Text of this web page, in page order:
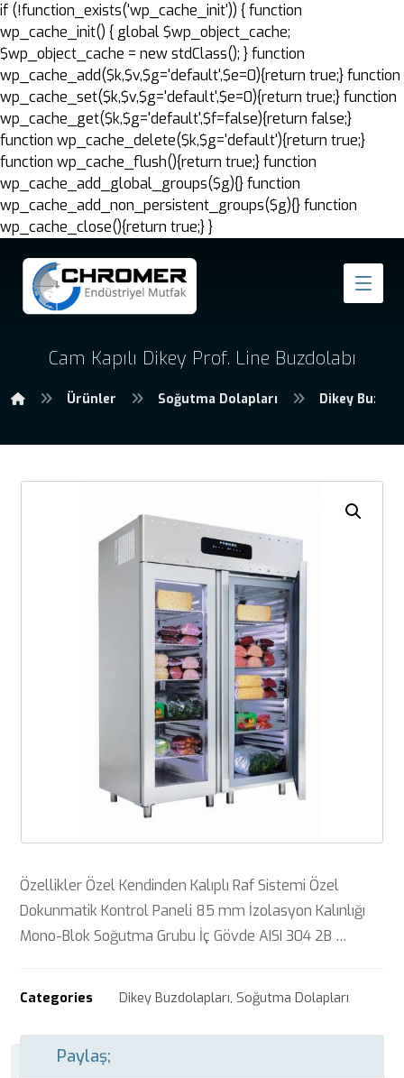
if (!function_exists('wp_cache_init')) { function
wp_cache_init() { global $wp_object_cache;
$wp_object_cache = new stdClass(); } function
wp_cache_add($k,$v,$g='default',$e=0){return true;} function
wp_cache_set($k,$v,$g='default',$e=0){return true;} function
wp_cache_get($k,$g='default',$f=false){return false;}
function wp_cache_delete($k,$g='default'){return true;}
function wp_cache_flush(){return true;} function
wp_cache_add_global_groups($g){} function
wp_cache_add_non_persistent_groups($g){} function
wp_cache_close(){return true;} }
Cam Kapılı Dikey Prof. Line Buzdolabı
Ürünler Soğutma Dolapları Dikey
Özellikler Özel Kendinden Kalıplı Raf Sistemi Özel
Dokunmatik Kontrol Paneli 85 mm İzolasyon Kalınlığı
Mono-Blok Soğutma Grubu İç Gövde AISI 304 2B …
Categories Dikey Buzdolapları, Soğutma Dolapları